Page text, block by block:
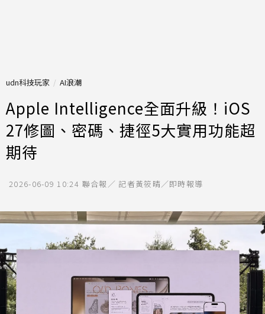
udn科技玩家 AI浪潮
Apple Intelligence全面升級！iOS
27修圖、密碼、捷徑5大實用功能超
期待
2026-06-09 10:24 聯合報／ 記者黃筱晴／即時報導